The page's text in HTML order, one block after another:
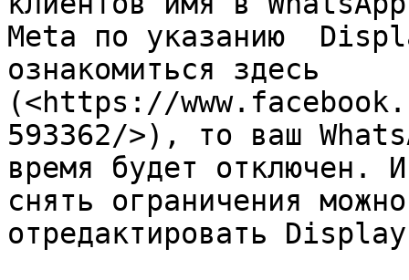
Meta по указанию
ознакомиться здесь
(<https://
593362/>), то ваш
время будет отключен.
снять ограничения
отредактировать